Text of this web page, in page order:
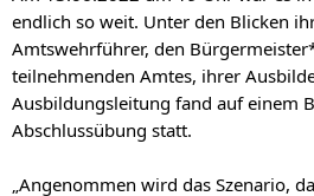
endlich so weit. Unter den Blicken
Amtswehrführer, den
teilnehmenden Amtes, ihrer
Ausbildungsleitung fand auf einem
Abschlussübung statt.
„Angenommen wird das Szenario,